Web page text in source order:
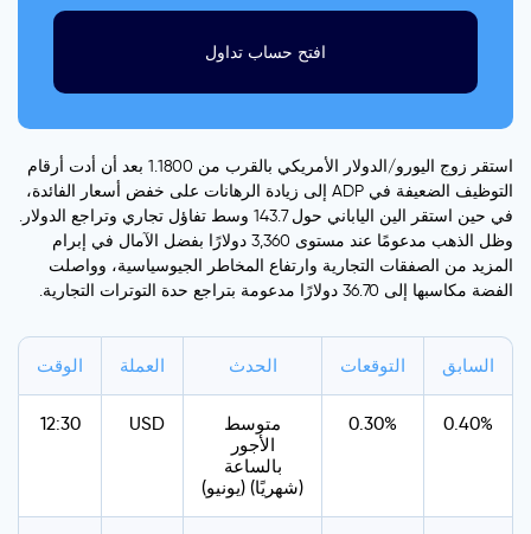
افتح حساب تداول
استقر زوج اليورو/الدولار الأمريكي بالقرب من 1.1800 بعد أن أدت أرقام
التوظيف الضعيفة في ADP إلى زيادة الرهانات على خفض أسعار الفائدة،
في حين استقر الين الياباني حول 143.7 وسط تفاؤل تجاري وتراجع الدولار.
وظل الذهب مدعومًا عند مستوى 3,360 دولارًا بفضل الآمال في إبرام
المزيد من الصفقات التجارية وارتفاع المخاطر الجيوسياسية، وواصلت
الفضة مكاسبها إلى 36.70 دولارًا مدعومة بتراجع حدة التوترات التجارية.
الوقت العملة الحدث التوقعات السابق
12:30 USD
متوسط
الأجور
بالساعة
(شهريًا) (يونيو)
0.30% 0.40%